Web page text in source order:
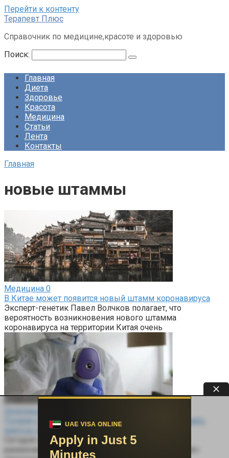
Перейти к контенту
Терапевт Плюс
Справочник по медицине,красоте и здоровью
Поиск:
Главная
Диета
Здоровье
Красота
Медицина
Статьи
Лента
Контакты
Главная
новые штаммы
Медицина 0
В Китае может появится новый штамм коронавируса
Эксперт-генетик Павел Волчков полагает, что
вероятность возникновения нового штамма
коронавируса на территории Китая очень
Здоровье
Почему считается, что человечеству могут угрожать
вирусы-зомби
Сегодня наука активно обсуждает вероятность
размножения вирусов-зомби — древних «спящих»